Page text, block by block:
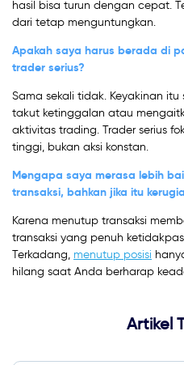
hasil bisa turun dengan cepat.
dari tetap menguntungkan.
Apakah saya harus berada di
trader serius?
Sama sekali tidak. Keyakinan
takut ketinggalan atau
aktivitas trading. Trader serius
tinggi, bukan aksi konstan.
Mengapa saya merasa lebih
transaksi, bahkan jika itu
Karena menutup transaksi
transaksi yang penuh
Terkadang, menutup posisi
hilang saat Anda berharap
Artikel